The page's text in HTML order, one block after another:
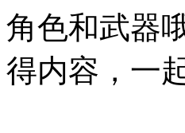
角色和武器
得内容，一